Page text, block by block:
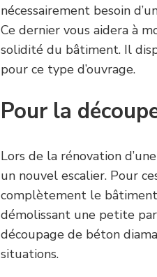
nécessairement besoin
Ce dernier vous aidera à
solidité du bâtiment. Il
pour ce type d’ouvrage.
Pour la
Lors de la rénovation
un nouvel escalier. Pour
complètement le
démolissant une petite
découpage de béton
situations.